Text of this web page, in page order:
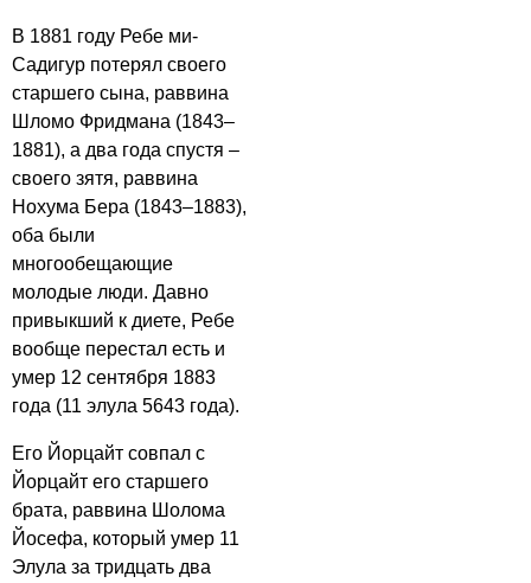
В 1881 году Ребе ми-
Садигур потерял своего
старшего сына, раввина
Шломо Фридмана (1843–
1881), а два года спустя –
своего зятя, раввина
Нохума Бера (1843–1883),
оба были
многообещающие
молодые люди. Давно
привыкший к диете, Ребе
вообще перестал есть и
умер 12 сентября 1883
года (11 элула 5643 года).
Его Йорцайт совпал с
Йорцайт его старшего
брата, раввина Шолома
Йосефа, который умер 11
Элула за тридцать два